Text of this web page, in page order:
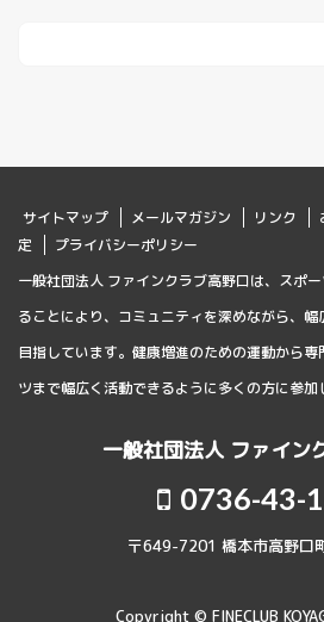
サイトマップ メールマガジン リンク
定
プライバシーポリシー
一般社団法人 ファインクラブ高野口は、スポ
ることにより、コミュニティを深めながら、
目指しています。健康増進のための運動から
ツまで幅広く活動できるように多くの方に参
一般社団法人 ファイン
0736-43-
〒649-7201 橋本市高野口
Copyright © FINECLUB